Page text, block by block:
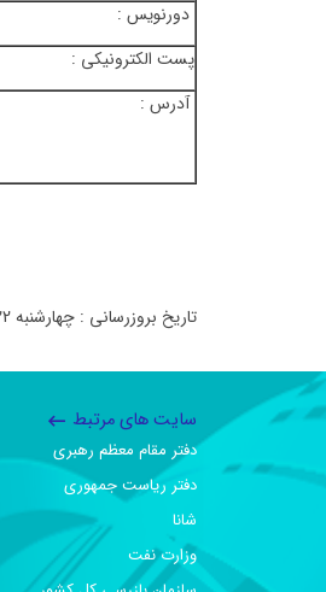
دورنويس :
پست الکترونیکی :
آدرس :
تاریخ بروزرسانی : چهارشنبه 22 مرداد 1404
سایت های مرتبط
دفتر مقام معظم رهبری
دفتر ریاست جمهوری
شانا
وزارت نفت